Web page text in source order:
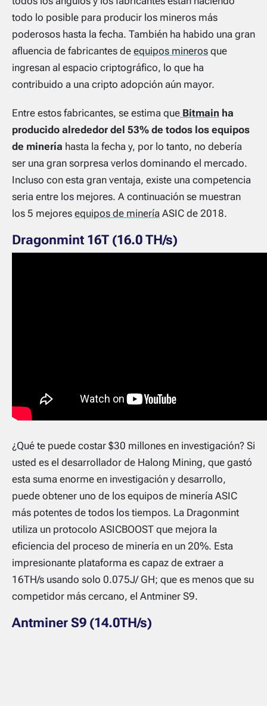
todo lo posible para producir los mineros más
poderosos hasta la fecha. También ha habido una gran
afluencia de fabricantes de equipos mineros que
ingresan al espacio criptográfico, lo que ha
contribuido a una cripto adopción aún mayor.
Entre estos fabricantes, se estima que Bitmain ha
producido alrededor del 53% de todos los equipos
de minería hasta la fecha y, por lo tanto, no debería
ser una gran sorpresa verlos dominando el mercado.
Incluso con esta gran ventaja, existe una competencia
seria entre los mejores. A continuación se muestran
los 5 mejores equipos de minería ASIC de 2018.
Dragonmint 16T (16.0 TH/s)
¿Qué te puede costar $30 millones en investigación? Si
usted es el desarrollador de Halong Mining, que gastó
esta suma enorme en investigación y desarrollo,
puede obtener uno de los equipos de minería ASIC
más potentes de todos los tiempos. La Dragonmint
utiliza un protocolo ASICBOOST que mejora la
eficiencia del proceso de minería en un 20%. Esta
impresionante plataforma es capaz de extraer a
16TH/s usando solo 0.075J/ GH; que es menos que su
competidor más cercano, el Antminer S9.
Antminer S9 (14.0TH/s)